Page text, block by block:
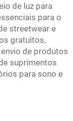
de luz para
para o
streetwear e
gratuitos,
de produtos
suprimentos
para sono e